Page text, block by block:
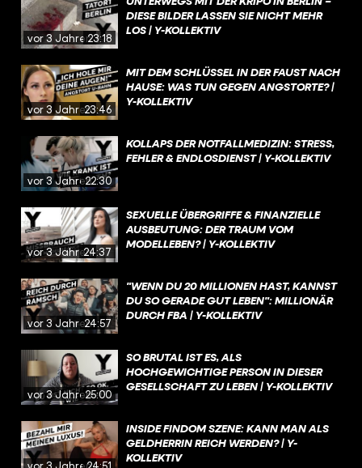
vor 3 Jahren23:18
DIESE BILDER LASSEN SIE NICHT MEHR
LOS | Y-KOLLEKTIV
vor 3 Jahren23:46
MIT DEM SCHLÜSSEL IN DER FAUST NACH
HAUSE: WAS TUN GEGEN ANGSTORTE? |
Y-KOLLEKTIV
vor 3 Jahren22:30
KOLLAPS DER NOTFALLMEDIZIN: STRESS,
FEHLER & ENDLOSDIENST | Y-KOLLEKTIV
vor 3 Jahren24:37
SEXUELLE ÜBERGRIFFE & FINANZIELLE
AUSBEUTUNG: DER TRAUM VOM
MODELLEBEN? | Y-KOLLEKTIV
vor 3 Jahren24:57
"WENN DU 20 MILLIONEN HAST, KANNST
DU SO GERADE GUT LEBEN": MILLIONÄR
DURCH FBA | Y-KOLLEKTIV
vor 3 Jahren25:00
SO BRUTAL IST ES, ALS
HOCHGEWICHTIGE PERSON IN DIESER
GESELLSCHAFT ZU LEBEN | Y-KOLLEKTIV
INSIDE FINDOM SZENE: KANN MAN ALS
GELDHERRIN REICH WERDEN? | Y-
KOLLEKTIV